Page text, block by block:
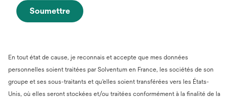
Soumettre
En tout état de cause, je reconnais et accepte que mes données
personnelles soient traitées par Solventum en France, les sociétés de son
groupe et ses sous-traitants et qu'elles soient transférées vers les États-
Unis, où elles seront stockées et/ou traitées conformément à la finalité de la